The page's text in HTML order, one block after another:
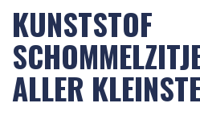
KUNSTSTOF
ALLER